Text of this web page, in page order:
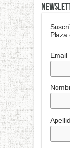
Plaza
Email